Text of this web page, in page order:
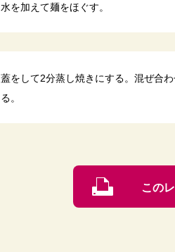
水を加えて麺をほぐす。
蓋をして2分蒸し焼きにする。混ぜ合
る。
この